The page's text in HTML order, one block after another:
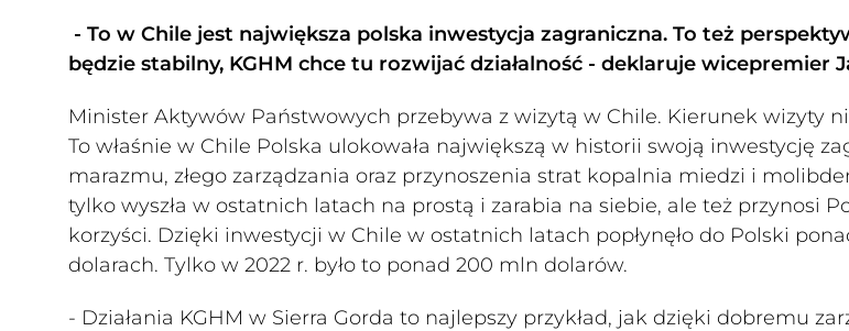
- To w Chile jest największa polska inwestycja zagraniczna. To też
będzie stabilny, KGHM chce tu rozwijać działalność - deklaruje wicepremier
Minister Aktywów Państwowych przebywa z wizytą w Chile. Kierunek wizyty
To właśnie w Chile Polska ulokowała największą w historii swoją inwestycję
marazmu, złego zarządzania oraz przynoszenia strat kopalnia miedzi i
tylko wyszła w ostatnich latach na prostą i zarabia na siebie, ale też przynosi
korzyści. Dzięki inwestycji w Chile w ostatnich latach popłynęło do Polski
dolarach. Tylko w 2022 r. było to ponad 200 mln dolarów.
- Działania KGHM w Sierra Gorda to najlepszy przykład, jak dzięki dobremu